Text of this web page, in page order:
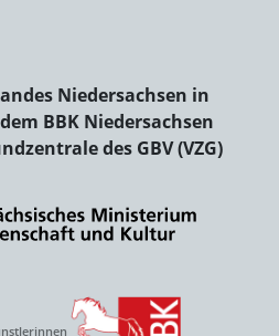
Niedersachsen in
BBK Niedersachsen
des GBV (VZG)